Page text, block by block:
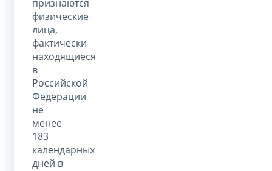
признаются
физические
лица,
фактически
находящиеся
в
Российской
Федерации
не
менее
183
календарных
дней в